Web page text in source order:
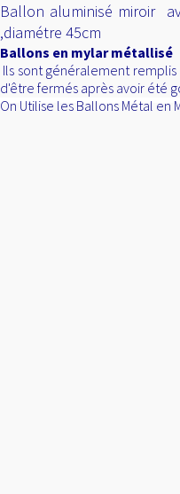
Ballon aluminisé miroir
,diamétre 45cm
Ballons en mylar métallisé
Ils sont généralement
d'être fermés après avoir été
On Utilise les Ballons Métal